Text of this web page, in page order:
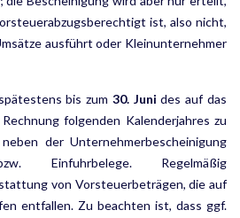
ist, also nicht,
ausführt oder Kleinunternehmer
bis zum 30. Juni des auf das
folgenden Kalenderjahres zu
der Unternehmerbescheinigung
Einfuhrbelege. Regelmäßig
von Vorsteuerbeträgen, die auf
entfallen. Zu beachten ist, dass ggf.